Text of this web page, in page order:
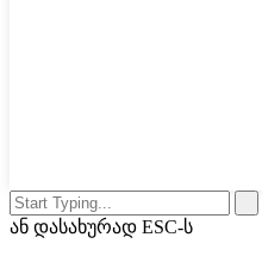
ან დასახურად ESC-ს